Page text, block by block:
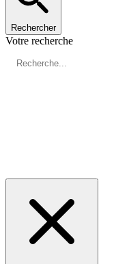
Rechercher
Votre recherche